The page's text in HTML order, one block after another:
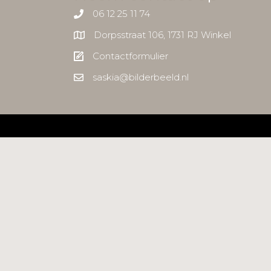
06 12 25 11 74
Dorpsstraat 106, 1731 RJ Winkel
Contactformulier
saskia@bilderbeeld.nl